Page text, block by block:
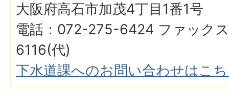
大阪府高石市加茂4丁目1番1号
電話：072-275-6424 ファック
6116(代)
下水道課へのお問い合わせはこ